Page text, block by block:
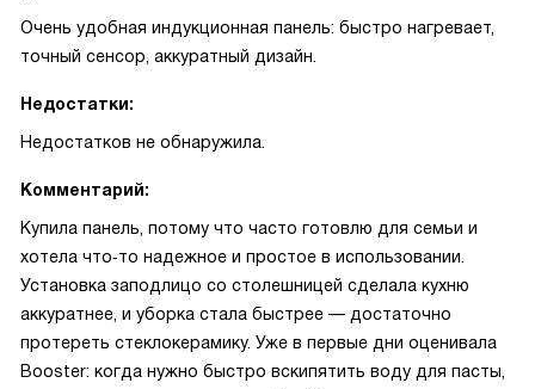
Очень удобная индукционная панель: быстро нагревает,
точный сенсор, аккуратный дизайн.
Недостатки:
Недостатков не обнаружила.
Комментарий:
Купила панель, потому что часто готовлю для семьи и
хотела что‑то надежное и простое в использовании.
Установка заподлицо со столешницей сделала кухню
аккуратнее, и уборка стала быстрее — достаточно
протереть стеклокерамику. Уже в первые дни оценивала
Booster: когда нужно быстро вскипятить воду для пасты,